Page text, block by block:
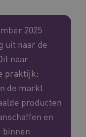
2025
uit naar de
naar
praktijk:
de markt
producten
en
binnen